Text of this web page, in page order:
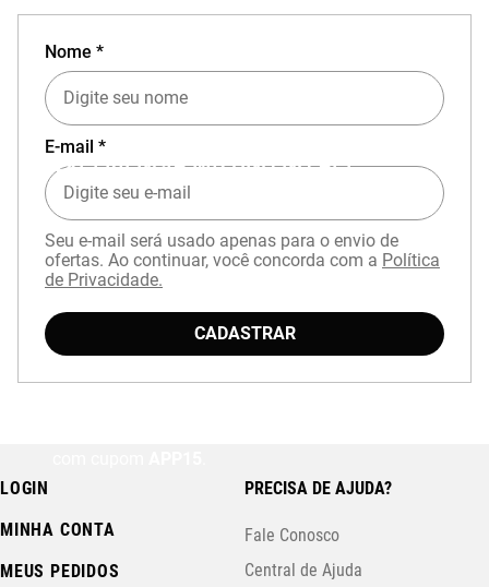
EXPERIÊNCIA MIZUNO NO APP
Nome *
E-mail *
Seu e-mail será usado apenas para o envio de
ofertas. Ao continuar, você concorda com a Política
de Privacidade.
CADASTRAR
LOGIN
MINHA CONTA
MEUS PEDIDOS
PRECISA DE AJUDA?
Fale Conosco
Central de Ajuda